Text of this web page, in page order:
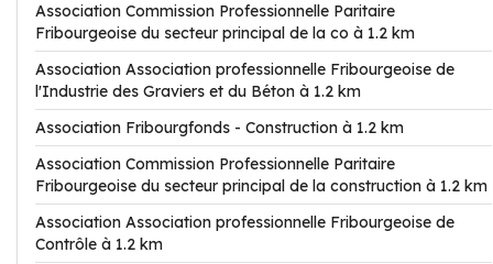
Association Commission Professionnelle Paritaire
Fribourgeoise du secteur principal de la co à 1.2 km
Association Association professionnelle Fribourgeoise de
l'Industrie des Graviers et du Béton à 1.2 km
Association Fribourgfonds - Construction à 1.2 km
Association Commission Professionnelle Paritaire
Fribourgeoise du secteur principal de la construction à 1.2 km
Association Association professionnelle Fribourgeoise de
Contrôle à 1.2 km